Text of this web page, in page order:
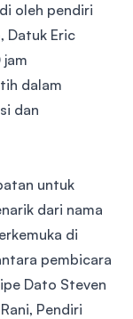
oleh pendiri
Datuk Eric
jam
dalam
dan
untuk
dari nama
di
pembicara
Dato Steven
Pendiri